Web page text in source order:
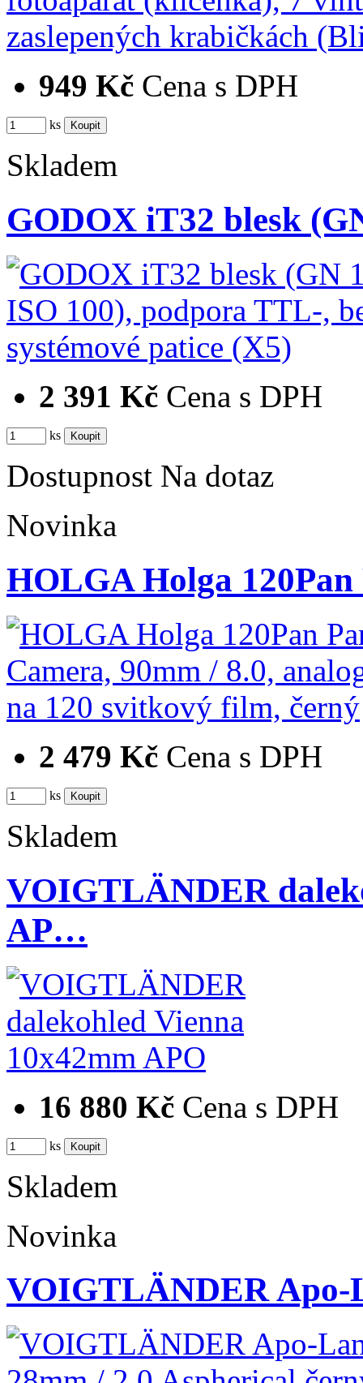
949 Kč Cena s DPH
ks
Skladem
GODOX iT32 blesk
2 391 Kč Cena s DPH
ks
Dostupnost Na dotaz
Novinka
HOLGA Holga
2 479 Kč Cena s DPH
ks
Skladem
VOIGTLÄNDER
AP…
16 880 Kč Cena s DPH
ks
Skladem
Novinka
VOIGTLÄNDER Apo-